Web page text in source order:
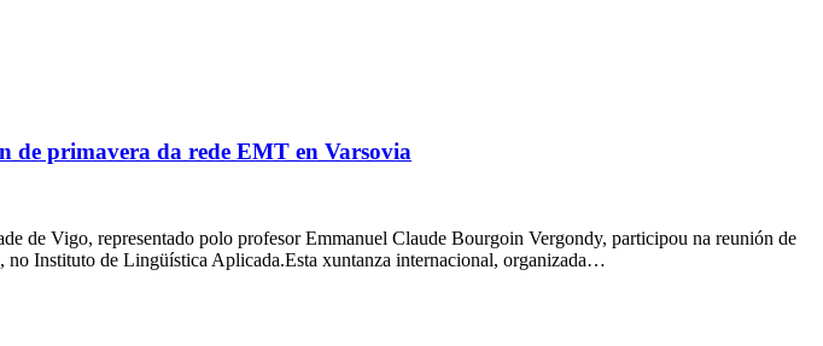
de primavera da rede EMT en Varsovia
de Vigo, representado polo profesor Emmanuel Claude Bourgoin Vergondy, participou na reunión de
Instituto de Lingüística Aplicada.Esta xuntanza internacional, organizada…